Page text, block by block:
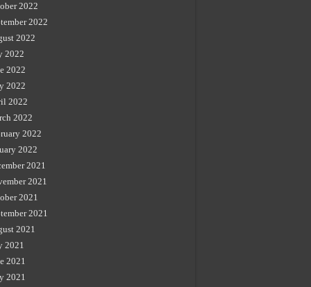
2022
2022
2022
2022
2022
2022
2022
2022
2022
2022
2021
2021
2021
2021
2021
2021
2021
2021